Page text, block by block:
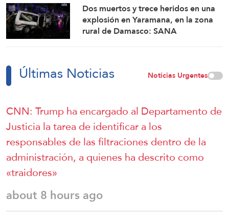
Dos muertos y trece heridos en una
explosión en Yaramana, en la zona
rural de Damasco: SANA
Últimas Noticias Noticias Urgentes
CNN: Trump ha encargado al Departamento de
Justicia la tarea de identificar a los
responsables de las filtraciones dentro de la
administración, a quienes ha descrito como
«traidores»
about 8 hours ago